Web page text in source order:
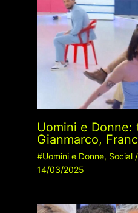
Uomini e Donne:
Gianmarco,
#Uomini e Donne, Social/
14/03/2025